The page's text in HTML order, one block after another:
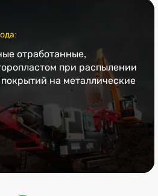
отработанные,
при распылении
на металлические